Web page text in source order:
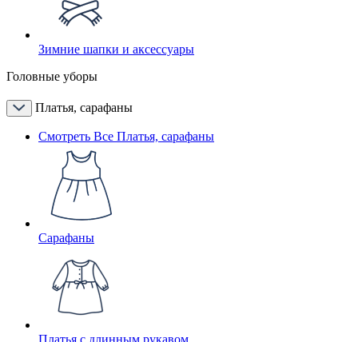
Зимние шапки и аксессуары
Головные уборы
Платья, сарафаны
Смотреть Все Платья, сарафаны
Сарафаны
Платья с длинным рукавом